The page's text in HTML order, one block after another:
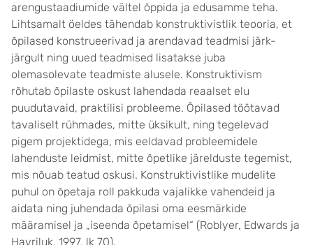
arengustaadiumide vältel õppida ja edusamme teha.
Lihtsamalt öeldes tähendab konstruktivistlik teooria, et
õpilased konstrueerivad ja arendavad teadmisi järk-
järgult ning uued teadmised lisatakse juba
olemasolevate teadmiste alusele. Konstruktivism
rõhutab õpilaste oskust lahendada reaalset elu
puudutavaid, praktilisi probleeme. Õpilased töötavad
tavaliselt rühmades, mitte üksikult, ning tegelevad
pigem projektidega, mis eeldavad probleemidele
lahenduste leidmist, mitte õpetlike järelduste tegemist,
mis nõuab teatud oskusi. Konstruktivistlike mudelite
puhul on õpetaja roll pakkuda vajalikke vahendeid ja
aidata ning juhendada õpilasi oma eesmärkide
määramisel ja „iseenda õpetamisel“ (Roblyer, Edwards ja
Havriluk, 1997, lk 70).